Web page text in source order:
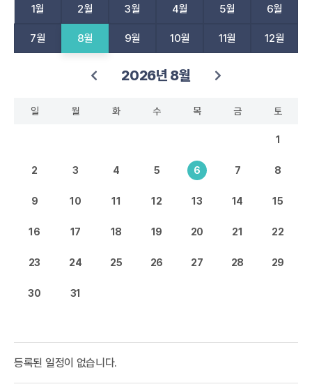
1월 2월 3월 4월 5월 6월
7월 8월 9월 10월 11월 12월
2026년 8월
일 월 화 수 목 금 토
1
2 3 4 5 6 7 8
9 10 11 12 13 14 15
16 17 18 19 20 21 22
23 24 25 26 27 28 29
30 31
등록된 일정이 없습니다.